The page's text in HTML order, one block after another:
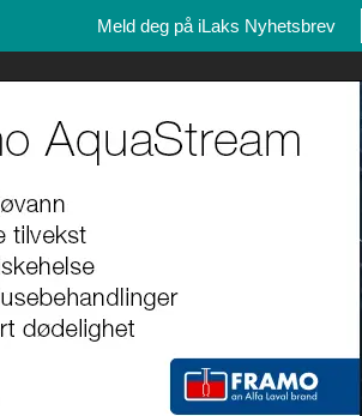
Meld deg på iLaks Nyhetsbrev